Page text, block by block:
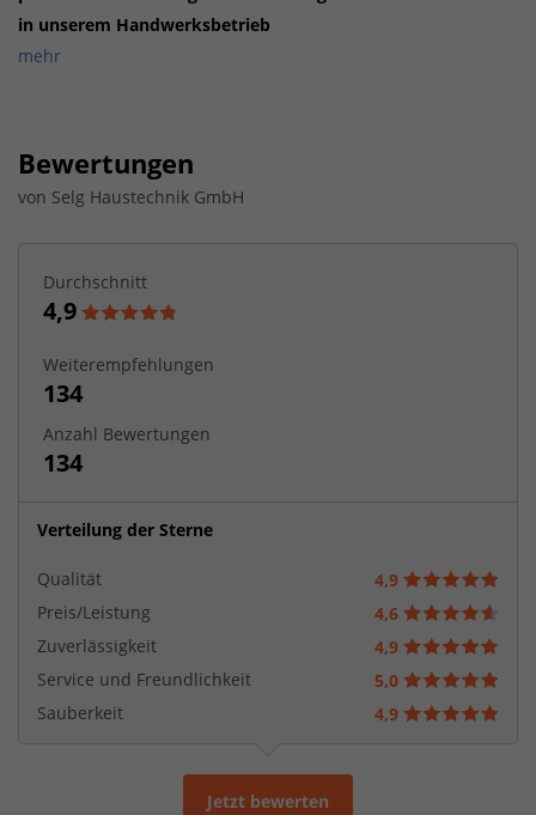
in unserem Handwerksbetrieb
mehr
Bewertungen
von Selg Haustechnik GmbH
Durchschnitt
4,9
Weiterempfehlungen
134
Anzahl Bewertungen
134
Verteilung der Sterne
Qualität
4,9
Preis/Leistung
4,6
Zuverlässigkeit
4,9
Service und Freundlichkeit
5,0
Sauberkeit
4,9
Jetzt bewerten